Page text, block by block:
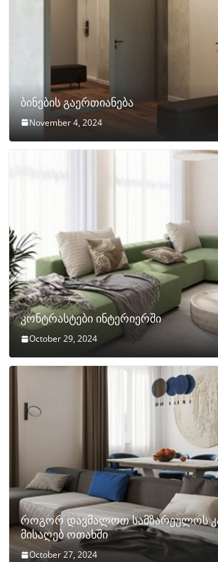
ბინების გაერთიანება
November 4, 2024
კონტრასტები ინტერიერში
October 29, 2024
როგორ დავმალოთ სამზარეულოს
მისაღებ ოთახში
October 27, 2024